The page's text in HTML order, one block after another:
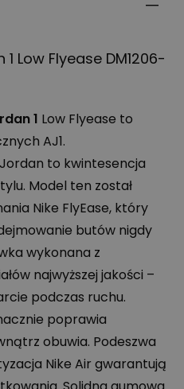
Low Flyease DM1206-
1 Low Flyease to
AJ1.
to kwintesencja
Model ten został
Nike FlyEase, który
butów nigdy
wykonana z
najwyższej jakości –
podczas ruchu.
poprawia
obuwia. Podeszwa
Nike Air gwarantują